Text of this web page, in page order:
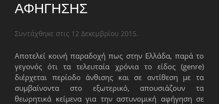
ΑΦΉΓΗΣΗΣ
Συντάχθηκε στις 12 Δεκεμβρίου 2015.
Αποτελεί κοινή παραδοχή πως στην Ελλάδα, παρά το
γεγονός ότι τα τελευταία χρόνια το είδος (genre)
διέρχεται περίοδο άνθισης και σε αντίθεση με τα
συμβαίνοντα στο εξωτερικό, απουσιάζουν τα
θεωρητικά κείμενα για την αστυνομική αφήγηση σε